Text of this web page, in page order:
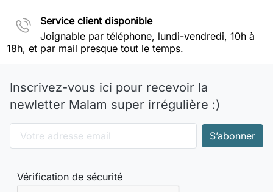
Service client disponible
Joignable par téléphone, lundi-vendredi, 10h à
18h, et par mail presque tout le temps.
Inscrivez-vous ici pour recevoir la
newletter Malam super irrégulière :)
Vérification de sécurité